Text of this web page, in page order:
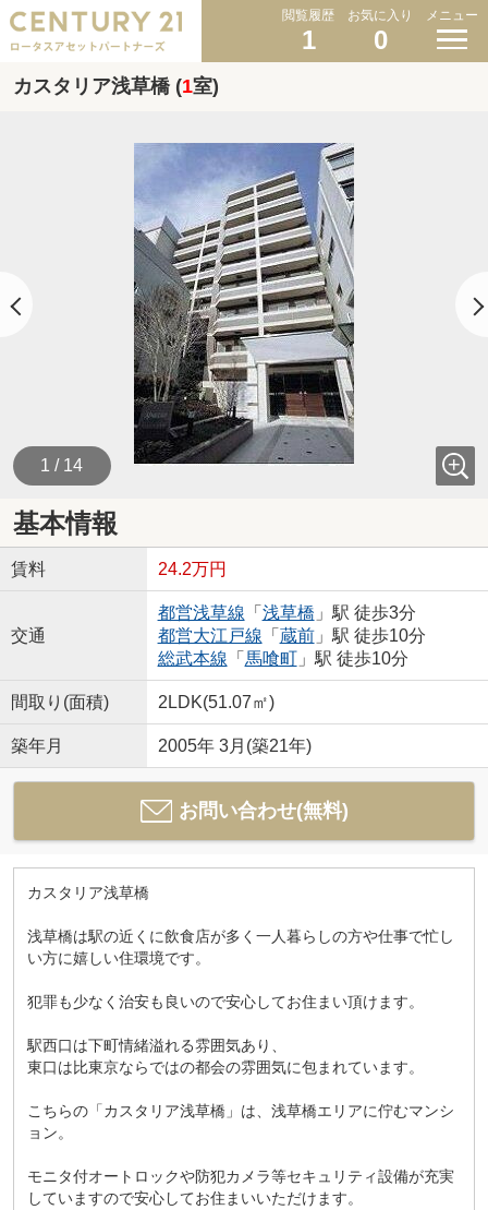
閲覧履歴
1
お気に入り
0
メニュー
カスタリア浅草橋 (1室)
1 / 14
基本情報
賃料 24.2万円
交通
都営浅草線 「 浅草橋 」駅 徒歩3分
都営大江戸線 「 蔵前」駅 徒歩10分
総武本線 「 馬喰町」駅 徒歩10分
間取り(面積) 2LDK(51.07㎡)
築年月 2005年 3月(築21年)
お問い合わせ(無料)
カスタリア浅草橋
浅草橋は駅の近くに飲食店が多く一人暮らしの方や仕事で忙し
い方に嬉しい住環境です。
犯罪も少なく治安も良いので安心してお住まい頂けます。
駅西口は下町情緒溢れる雰囲気あり、
東口は比東京ならではの都会の雰囲気に包まれています。
こちらの「カスタリア浅草橋」は、浅草橋エリアに佇むマンシ
ョン。
モニタ付オートロックや防犯カメラ等セキュリティ設備が充実
していますので安心してお住まいいただけます。